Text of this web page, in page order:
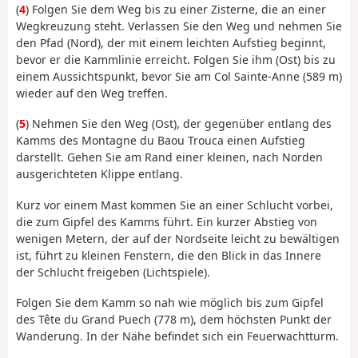
(4) Folgen Sie dem Weg bis zu einer Zisterne, die an einer
Wegkreuzung steht. Verlassen Sie den Weg und nehmen Sie
den Pfad (Nord), der mit einem leichten Aufstieg beginnt,
bevor er die Kammlinie erreicht. Folgen Sie ihm (Ost) bis zu
einem Aussichtspunkt, bevor Sie am Col Sainte-Anne (589 m)
wieder auf den Weg treffen.
(5) Nehmen Sie den Weg (Ost), der gegenüber entlang des
Kamms des Montagne du Baou Trouca einen Aufstieg
darstellt. Gehen Sie am Rand einer kleinen, nach Norden
ausgerichteten Klippe entlang.
Kurz vor einem Mast kommen Sie an einer Schlucht vorbei,
die zum Gipfel des Kamms führt. Ein kurzer Abstieg von
wenigen Metern, der auf der Nordseite leicht zu bewältigen
ist, führt zu kleinen Fenstern, die den Blick in das Innere
der Schlucht freigeben (Lichtspiele).
Folgen Sie dem Kamm so nah wie möglich bis zum Gipfel
des Tête du Grand Puech (778 m), dem höchsten Punkt der
Wanderung. In der Nähe befindet sich ein Feuerwachtturm.